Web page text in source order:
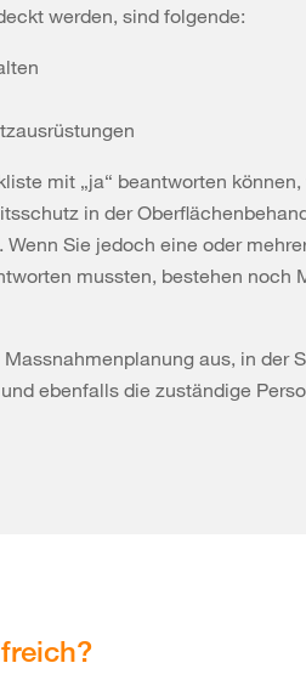
werden, sind folgende:
mit „ja“ beantworten können,
in der
Sie jedoch eine oder
mussten, bestehen noch
aus, in der
ebenfalls die zuständige